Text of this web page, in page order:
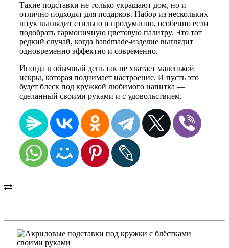
Такие подставки не только украшают дом, но и
отлично подходят для подарков. Набор из нескольких
штук выглядит стильно и продуманно, особенно если
подобрать гармоничную цветовую палитру. Это тот
редкий случай, когда handmade-изделие выглядит
одновременно эффектно и современно.
Иногда в обычный день так не хватает маленькой
искры, которая поднимает настроение. И пусть это
будет блеск под кружкой любимого напитка —
сделанный своими руками и с удовольствием.